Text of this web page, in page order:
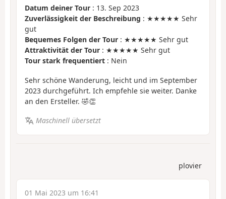
Datum deiner Tour : 13. Sep 2023
Zuverlässigkeit der Beschreibung : ★★★★★ Sehr
gut
Bequemes Folgen der Tour : ★★★★★ Sehr gut
Attraktivität der Tour : ★★★★★ Sehr gut
Tour stark frequentiert : Nein
Sehr schöne Wanderung, leicht und im September
2023 durchgeführt. Ich empfehle sie weiter. Danke
an den Ersteller. 🤣👏
Maschinell übersetzt
plovier
01 Mai 2023 um 16:41